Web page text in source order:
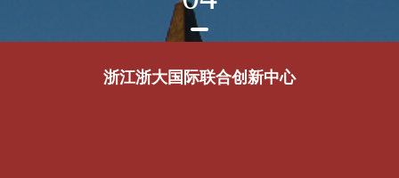
浙江浙大国际联合创新中心